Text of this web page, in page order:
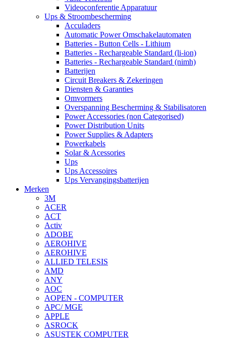
Videoconferentie Apparatuur
Ups & Stroombescherming
Acculaders
Automatic Power Omschakelautomaten
Batteries - Button Cells - Lithium
Batteries - Rechargeable Standard (li-ion)
Batteries - Rechargeable Standard (nimh)
Batterijen
Circuit Breakers & Zekeringen
Diensten & Garanties
Omvormers
Overspanning Bescherming & Stabilisatoren
Power Accessories (non Categorised)
Power Distribution Units
Power Supplies & Adapters
Powerkabels
Solar & Acessories
Ups
Ups Accessoires
Ups Vervangingsbatterijen
Merken
3M
ACER
ACT
Activ
ADOBE
AEROHIVE
AEROHIVE
ALLIED TELESIS
AMD
ANY
AOC
AOPEN - COMPUTER
APC/ MGE
APPLE
ASROCK
ASUSTEK COMPUTER